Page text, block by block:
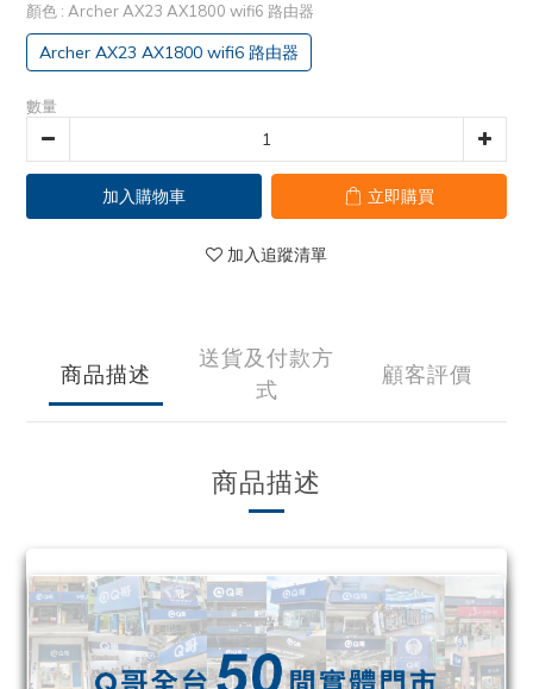
顏色 : Archer AX23 AX1800 wifi6 路由器
Archer AX23 AX1800 wifi6 路由器
數量
加入購物車 立即購買
加入追蹤清單
商品描述
送貨及付款方
式
顧客評價
商品描述